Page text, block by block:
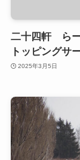
二十四軒 ら
トッピングサ
2025年3月5日